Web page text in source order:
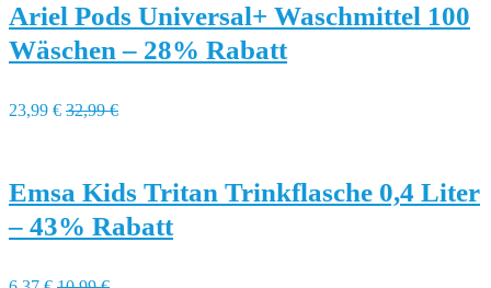
Ariel Pods Universal+ Waschmittel 100
Wäschen – 28% Rabatt
23,99 € 32,99 €
Emsa Kids Tritan Trinkflasche 0,4 Liter
– 43% Rabatt